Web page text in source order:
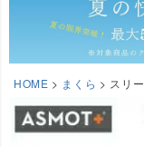
HOME まくら スリ